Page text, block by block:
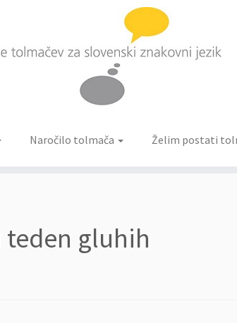
Naročilo tolmača Želim postati
gluhih